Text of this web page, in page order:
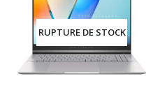
RUPTURE DE STOCK